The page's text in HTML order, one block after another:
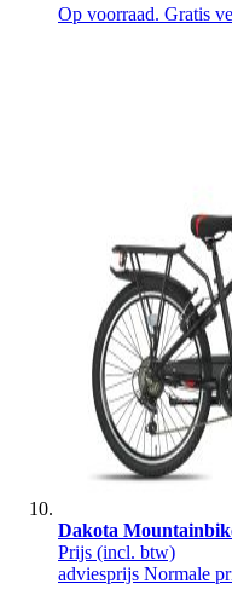
Op voorraad. Gratis
Dakota
Prijs (incl. btw)
adviesprijs Normale